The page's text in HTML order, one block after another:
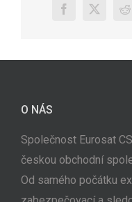
Facebook
X
O NÁS
Společnost Eurosat
českou obchodní
Od samého počátku